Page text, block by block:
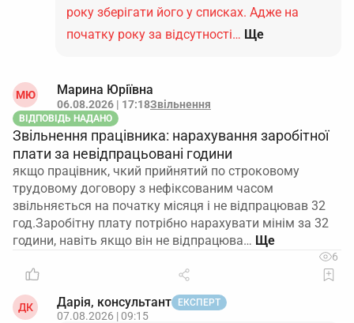
року зберігати його у списках. Адже на
початку року за відсутності… Ще
МЮ Марина Юріївна
06.08.2026 | 17:18Звільнення
ВІДПОВІДЬ НАДАНО
Звільнення працівника: нарахування заробітної
плати за невідпрацьовані години
якщо працівник, чкий прийнятий по строковому
трудовому договору з нефіксованим часом
звільняється на початку місяця і не відпрацював 32
год.Заробітну плату потрібно нарахувати мінім за 32
години, навіть якщо він не відпрацюва…
6
ДК Дарія, консультант ЕКСПЕРТ
07.08.2026 | 09:15